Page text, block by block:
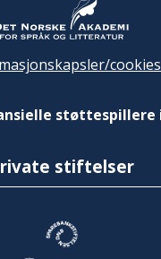
støttespillere
stiftelser